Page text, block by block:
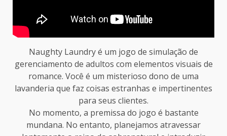
Naughty Laundry é um jogo de simulação de
gerenciamento de adultos com elementos visuais de
romance. Você é um misterioso dono de uma
lavanderia que faz coisas estranhas e impertinentes
para seus clientes.
No momento, a premissa do jogo é bastante
mundana. No entanto, planejamos atravessar